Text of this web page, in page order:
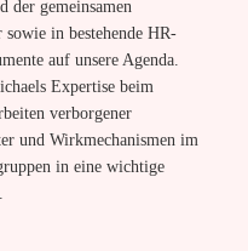
der gemeinsamen
in bestehende HR-
auf unsere Agenda.
Expertise beim
verborgener
und Wirkmechanismen im
in eine wichtige